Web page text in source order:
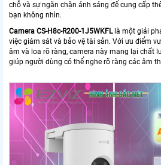
chỗ và sự ngăn chặn ánh sáng để cung cấp
bạn không nhìn.
Camera CS-H8c-R200-1J5WKFLlà một giải
việc giám sát và bảo vệ tài sản. Với ưu điểm
âm và loa rõ ràng, camera này mang lại chất
giúp người dùng có thể nghe rõ ràng các âm